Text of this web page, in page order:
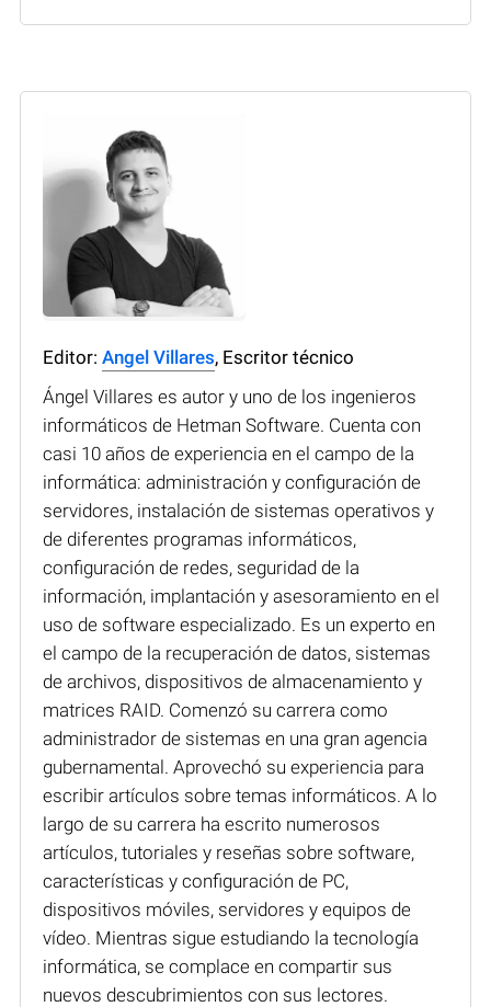
Editor: Angel Villares, Escritor técnico
Ángel Villares es autor y uno de los ingenieros
informáticos de Hetman Software. Cuenta con
casi 10 años de experiencia en el campo de la
informática: administración y configuración de
servidores, instalación de sistemas operativos y
de diferentes programas informáticos,
configuración de redes, seguridad de la
información, implantación y asesoramiento en el
uso de software especializado. Es un experto en
el campo de la recuperación de datos, sistemas
de archivos, dispositivos de almacenamiento y
matrices RAID. Comenzó su carrera como
administrador de sistemas en una gran agencia
gubernamental. Aprovechó su experiencia para
escribir artículos sobre temas informáticos. A lo
largo de su carrera ha escrito numerosos
artículos, tutoriales y reseñas sobre software,
características y configuración de PC,
dispositivos móviles, servidores y equipos de
vídeo. Mientras sigue estudiando la tecnología
informática, se complace en compartir sus
nuevos descubrimientos con sus lectores.